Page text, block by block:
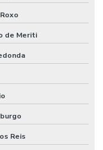
de Meriti
Reis